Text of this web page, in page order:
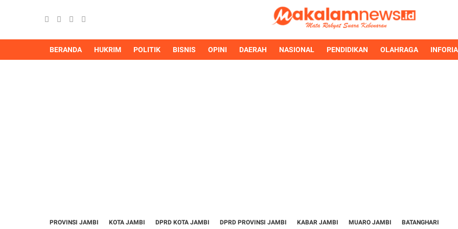
BERANDA HUKRIM POLITIK BISNIS OPINI DAERAH NASIONAL PENDIDIKAN OLAHRAGA
PROVINSI JAMBI KOTA JAMBI DPRD KOTA JAMBI DPRD PROVINSI JAMBI KABAR JAMBI MUARO JAMBI BATANGHARI